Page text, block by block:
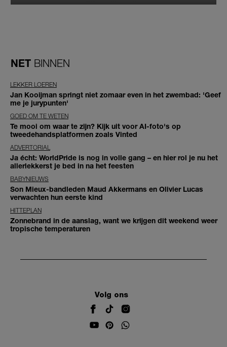
NET BINNEN
LEKKER LOEREN
Jan Kooijman springt niet zomaar even in het zwembad: 'Geef
me je jurypunten'
GOED OM TE WETEN
Te mooi om waar te zijn? Kijk uit voor AI-foto's op
tweedehandsplatformen zoals Vinted
ADVERTORIAL
Ja écht: WorldPride is nog in volle gang – en hier rol je nu het
allerlekkerst je bed in na het feesten
BABYNIEUWS
Son Mieux-bandleden Maud Akkermans en Olivier Lucas
verwachten hun eerste kind
HITTEPLAN
Zonnebrand in de aanslag, want we krijgen dit weekend weer
tropische temperaturen
Volg ons